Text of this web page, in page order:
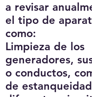
a revisar
el tipo de
como:
Limpieza de los
generadores,
o conductos,
de